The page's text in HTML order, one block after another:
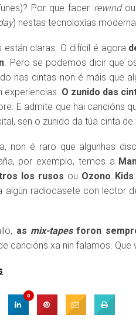
Por que facer rewindou
) nestas tecnoloxías
claras. O difícil é agora
. Pero se podemos dicir que
nas cintas non é máis que
experiencias. O zunido das
E admite que hai cancións
sen o zunido da túa cinta de
non é raro que algunhas
por exemplo, temos a
los rusos ou Ozono Kids
radiocasete con lector
as mix-tapesforon
cancións xa nin falamos. Que
0